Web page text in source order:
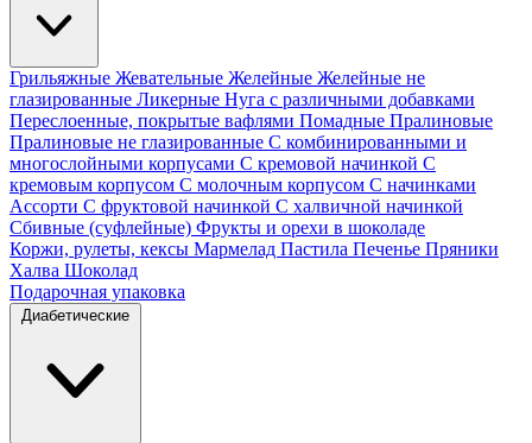
Грильяжные Жевательные Желейные Желейные не
глазированные Ликерные Нуга с различными добавками
Переслоенные, покрытые вафлями Помадные Пралиновые
Пралиновые не глазированные С комбинированными и
многослойными корпусами С кремовой начинкой С
кремовым корпусом С молочным корпусом С начинками
Ассорти С фруктовой начинкой С халвичной начинкой
Сбивные (суфлейные) Фрукты и орехи в шоколаде
Коржи, рулеты, кексы Мармелад Пастила Печенье Пряники
Халва Шоколад
Подарочная упаковка
Диабетические